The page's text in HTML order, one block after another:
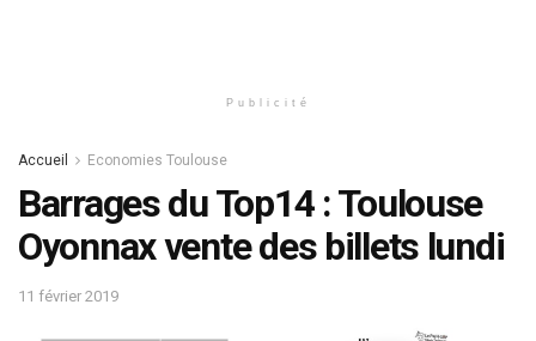
Publicité
Accueil Economies Toulouse
Barrages du Top14 : Toulouse
Oyonnax vente des billets lundi
11 février 2019